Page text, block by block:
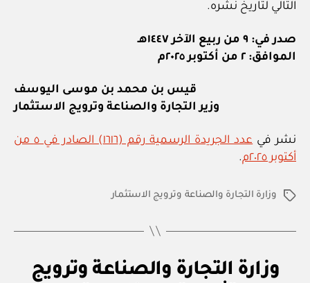
التالي لتاريخ نشره.
صدر في: ٩ من ربيع الآخر ١٤٤٧هـ
الموافق: ٢ من أكتوبر ٢٠٢٥م
قيس بن محمد بن موسى اليوسف
وزير التجارة والصناعة وترويج الاستثمار
نشر في
عدد الجريدة الرسمية رقم (١٦١٦) الصادر في ٥ من
أكتوبر ٢٠٢٥م
.
الوسوموزارة التجارة والصناعة وترويج الاستثمار
التصنيفات
وزارة التجارة والصناعة وترويج